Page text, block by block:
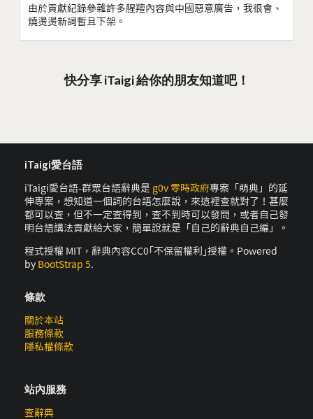
由於貢獻紀錄參雜許多腥羶內容與中國惡意廣告，我很會、
燒燙燙新詞暫且下架。
快分享 iTaigi 給你的朋友知道吧！
iTaigi愛台語
iTaigi愛台語-群眾台語辭典是 g0v 零時政府專案「萌典」的延
伸專案，想知道一個詞的台語怎麼說，來這裡查就對了！甚麼
都可以查，但不一定查得到，查不到時可以發問，或者自己發
明台語講法貢獻給大家，簡單說就是「自己的辭典自己編」。
程式授權 MIT，辭典內容CC0｢不保留權利｣授權。Powered
by BootStrap 5.
條款
關於本站
服務條款
隱私權條款
站內服務
查辭典